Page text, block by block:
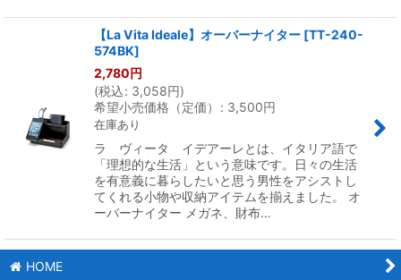
【La Vita Ideale】オーバーナイター [TT-240-
574BK]
2,780円
(税込: 3,058円)
希望小売価格（定価）
: 3,500円
在庫あり
ラ ヴィータ イデアーレとは、イタリア語で
「理想的な生活」という意味です。日々の生活
を有意義に暮らしたいと思う男性をアシストし
てくれる小物や収納アイテムを揃えました。 オ
ーバーナイター メガネ、財布…
HOME